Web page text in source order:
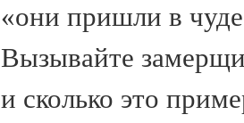
«они пришли в
Вызывайте
и сколько это